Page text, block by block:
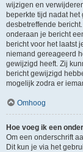
wijzigen en
beperkte tijd nadat het
desbetreffende
onderaan je bericht
bericht voor het laatst
niemand gereageerd
gewijzigd heeft. Zij
bericht gewijzigd
mogelijk zodra er
Omhoog
Hoe voeg ik een
Om een onderschrift
Dit kun je via het